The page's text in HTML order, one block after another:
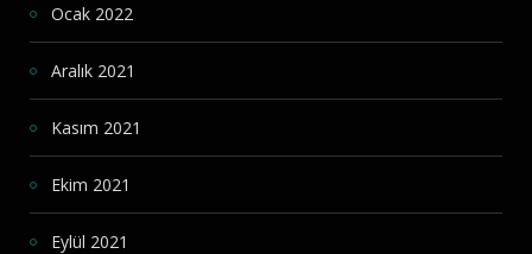
Ocak 2022
Aralık 2021
Kasım 2021
Ekim 2021
Eylül 2021